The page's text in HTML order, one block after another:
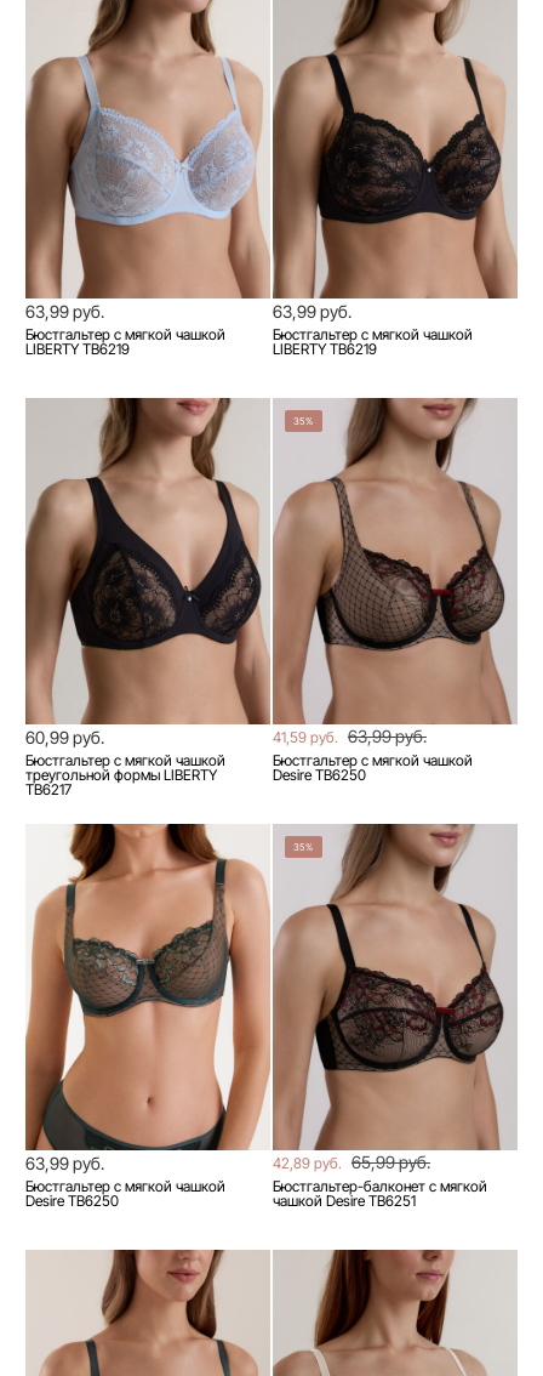
63,99 руб.
Бюстгальтер с мягкой чашкой
LIBERTY TB6219
63,99 руб.
Бюстгальтер с мягкой чашкой
LIBERTY TB6219
60,99 руб.
Бюстгальтер с мягкой чашкой
треугольной формы LIBERTY
TB6217
35%
41,59 руб. 63,99 руб.
Бюстгальтер с мягкой чашкой
Desire TB6250
63,99 руб.
Бюстгальтер с мягкой чашкой
Desire TB6250
35%
42,89 руб. 65,99 руб.
Бюстгальтер-балконет с мягкой
чашкой Desire TB6251